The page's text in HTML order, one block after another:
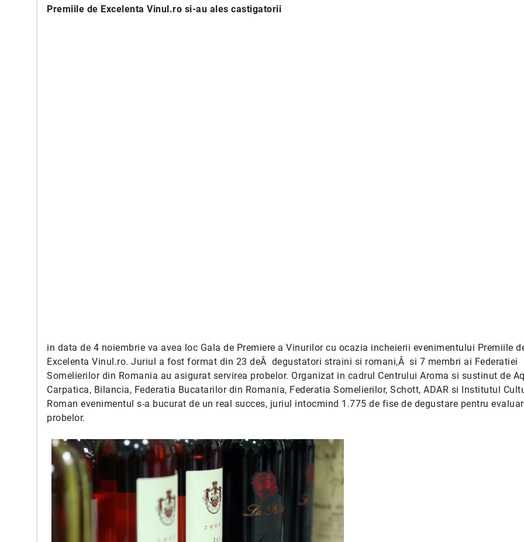
Premiile de Excelenta Vinul.ro si-au ales castigatorii
in data de 4 noiembrie va avea loc Gala de Premiere a Vinurilor cu ocazia incheierii evenimentului Premiile
Excelenta Vinul.ro. Juriul a fost format din 23 deÂ degustatori straini si romani,Â si 7 membri ai Federatiei
Somelierilor din Romania au asigurat servirea probelor. Organizat in cadrul Centrului Aroma si sustinut de
Carpatica, Bilancia, Federatia Bucatarilor din Romania, Federatia Somelierilor, Schott, ADAR si Institutul
Roman evenimentul s-a bucurat de un real succes, juriul intocmind 1.775 de fise de degustare pentru
probelor.